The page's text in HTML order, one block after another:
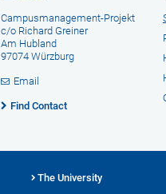
Campusmanagement-Projekt
c/o Richard Greiner
Am Hubland
97074 Würzburg
Email
Find Contact
The University